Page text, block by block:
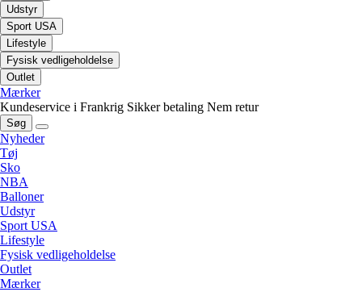
Udstyr
Sport USA
Lifestyle
Fysisk vedligeholdelse
Outlet
Mærker
Kundeservice i Frankrig Sikker betaling Nem retur
Søg
Nyheder
Tøj
Sko
NBA
Balloner
Udstyr
Sport USA
Lifestyle
Fysisk vedligeholdelse
Outlet
Mærker